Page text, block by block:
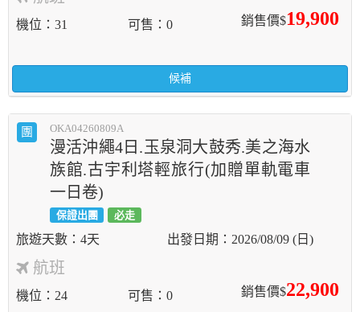
銷售價$19,900
機位 31 可售 0
候補
團 OKA04260809A
漫活沖繩4日.玉泉洞大鼓秀.美之海水
族館.古宇利塔輕旅行(加贈單軌電車
一日卷)
保證出團 必走
4天 2026/08/09 (日)
航班
銷售價$22,900
機位 24 可售 0